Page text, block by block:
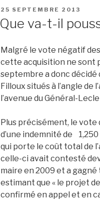
PUBLIÉ
LE
25 SEPTEMBRE 2013
Que va-t-il
Malgré le vote négatif
cette acquisition ne sont
septembre a donc décidé
Filloux situés à l’angle de
l’avenue du Général-
Plus précisément, le vote
d’une indemnité de
qui porte le coût total de
celle-ci avait contesté
maire en 2009 et a
estimant que « le projet
confirmé en appel et en